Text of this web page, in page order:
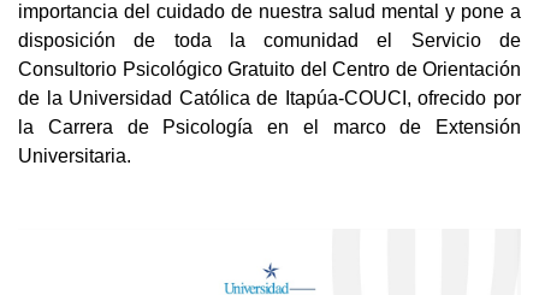
importancia del cuidado de nuestra salud mental y pone a
disposición de toda la comunidad el Servicio de
Consultorio Psicológico Gratuito del Centro de Orientación
de la Universidad Católica de Itapúa-COUCI, ofrecido por
la Carrera de Psicología en el marco de Extensión
Universitaria.